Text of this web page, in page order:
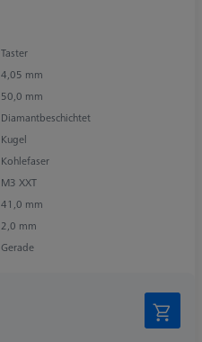
Taster
4,05 mm
50,0 mm
Diamantbeschichtet
Kugel
Kohlefaser
M3 XXT
41,0 mm
2,0 mm
Gerade